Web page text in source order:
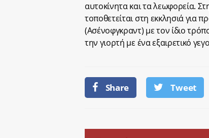
αυτοκίνητα και τα λεωφορεία.
τοποθετείται στη εκκλησιά για
(Ασένοφγκραντ) με τον ίδιο
την γιορτή με ένα εξαιρετικό
Share Tweet